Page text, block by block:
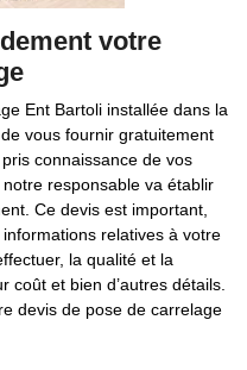
votre
Ent Bartoli installée dans la
vous fournir gratuitement
connaissance de vos
responsable va établir
Ce devis est important,
relatives à votre
la qualité et la
coût et bien d’autres détails.
devis de pose de carrelage